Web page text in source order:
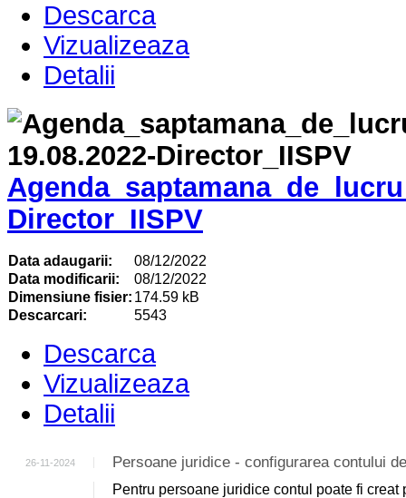
Descarca
Vizualizeaza
Detalii
Director_IISPV
Data adaugarii:
08/12/2022
Data modificarii:
08/12/2022
Dimensiune fisier: 174.59 kB
Descarcari:
5543
Descarca
Vizualizeaza
Detalii
26-11-2024 Persoane juridice - configurarea contului
Pentru persoane juridice contul poate fi